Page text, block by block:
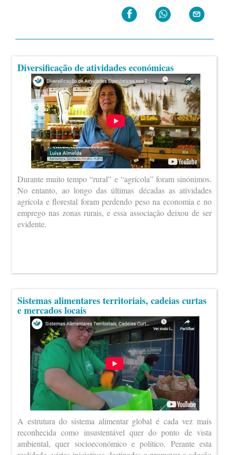
Diversificação de atividades económicas
Durante muito tempo “rural” e “agrícola” foram sinónimos.
No entanto, ao longo das últimas décadas as atividades
agrícola e florestal foram perdendo peso na economia e no
emprego nas zonas rurais, e essa associação deixou de ser
evidente.
Sistemas alimentares territoriais, cadeias curtas
e mercados locais
A estrutura do sistema alimentar global é cada vez mais
reconhecida como insustentável quer do ponto de vista
ambiental, quer socioeconómico e político. Perante esta